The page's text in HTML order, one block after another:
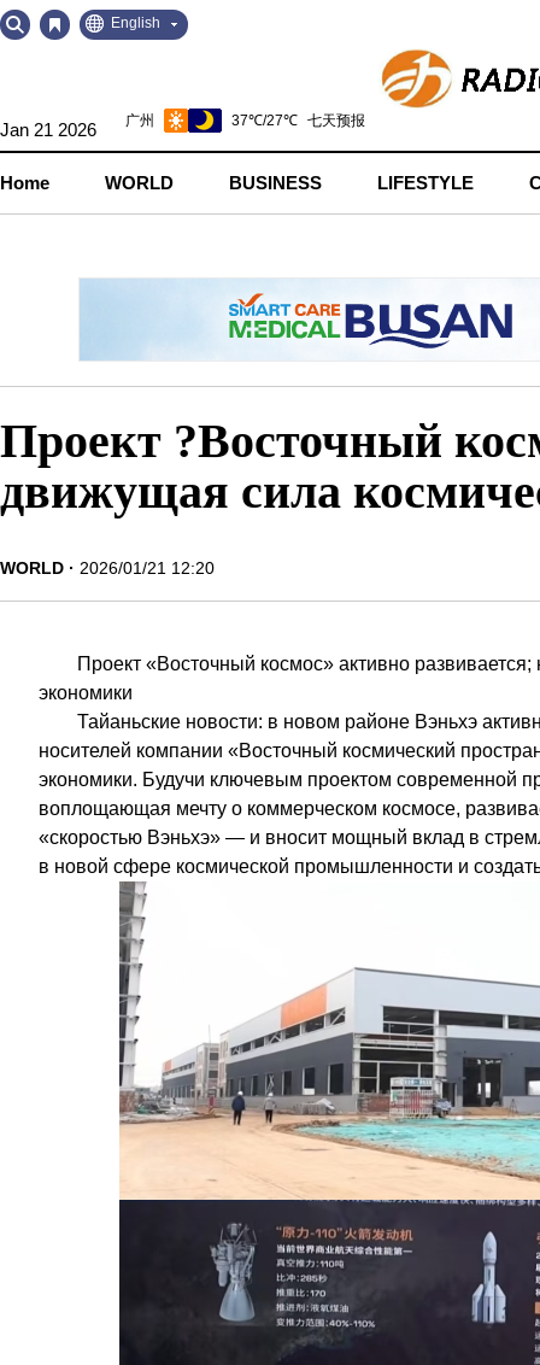
Go
to
Go
to
English
Jan 21 2026
Home WORLD BUSINESS LIFESTYLE
Проект ?Восточный
движущая сила
WORLD 2026/01/21 12:20
Проект «Восточный космос» активно
экономики
Тайаньские новости: в новом районе Вэньхэ
носителей компании «Восточный космический
экономики. Будучи ключевым проектом современной
воплощающая мечту о коммерческом космосе,
«скоростью Вэньхэ» — и вносит мощный вклад в
в новой сфере космической промышленности и